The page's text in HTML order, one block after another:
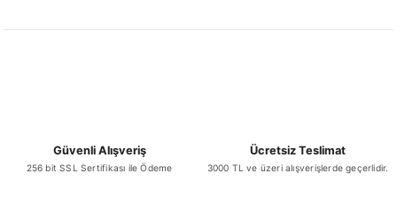
Güvenli Alışveriş
256 bit SSL Sertifikası ile Ödeme
Ücretsiz Teslimat
3000 TL ve üzeri alışverişlerde geçerlidir.